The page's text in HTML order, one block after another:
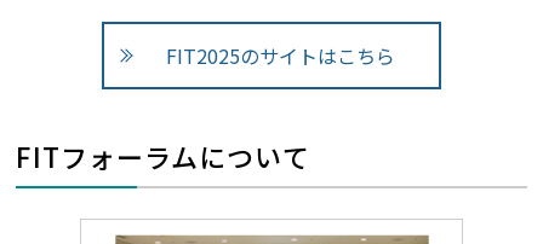
FIT2025のサイトはこちら
FITフォーラムについて